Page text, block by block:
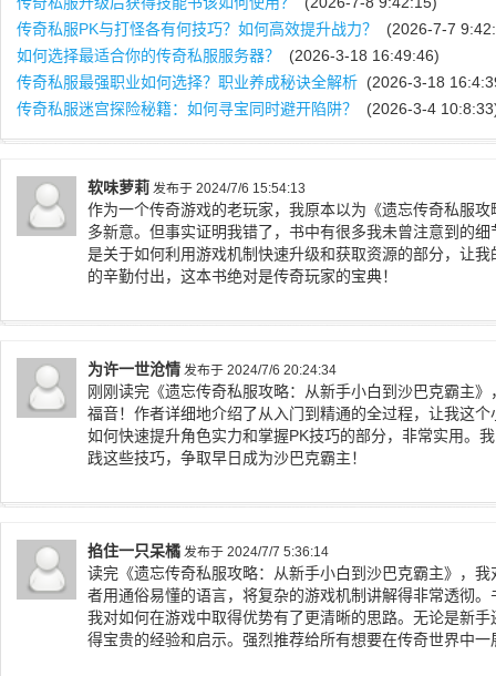
传奇私服PK与打怪各有何技巧？如何高效提升战力？
(2026-7-7
如何选择最适合你的传奇私服服务器？
(2026-3-18 16:49:46)
传奇私服最强职业如何选择？职业养成秘诀全解析 (2026-3-18
传奇私服迷宫探险秘籍：如何寻宝同时避开陷阱？
(2026-3-4
软味萝莉 发布于 2024/7/6 15:54:13
作为一个传奇游戏的老玩家，我原本以为《遗忘传奇私服
多新意。但事实证明我错了，书中有很多我未曾注意到的
是关于如何利用游戏机制快速升级和获取资源的部分，让
的辛勤付出，这本书绝对是传奇玩家的宝典！
为许一世沧情 发布于 2024/7/6 20:24:34
刚刚读完《遗忘传奇私服攻略：从新手小白到沙巴克霸主
福音！作者详细地介绍了从入门到精通的全过程，让我这
如何快速提升角色实力和掌握PK技巧的部分，非常实用。
践这些技巧，争取早日成为沙巴克霸主！
掐住一只呆橘 发布于 2024/7/7 5:36:14
读完《遗忘传奇私服攻略：从新手小白到沙巴克霸主》，
者用通俗易懂的语言，将复杂的游戏机制讲解得非常透彻
我对如何在游戏中取得优势有了更清晰的思路。无论是新
得宝贵的经验和启示。强烈推荐给所有想要在传奇世界中一